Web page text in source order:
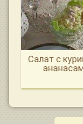
Салат с